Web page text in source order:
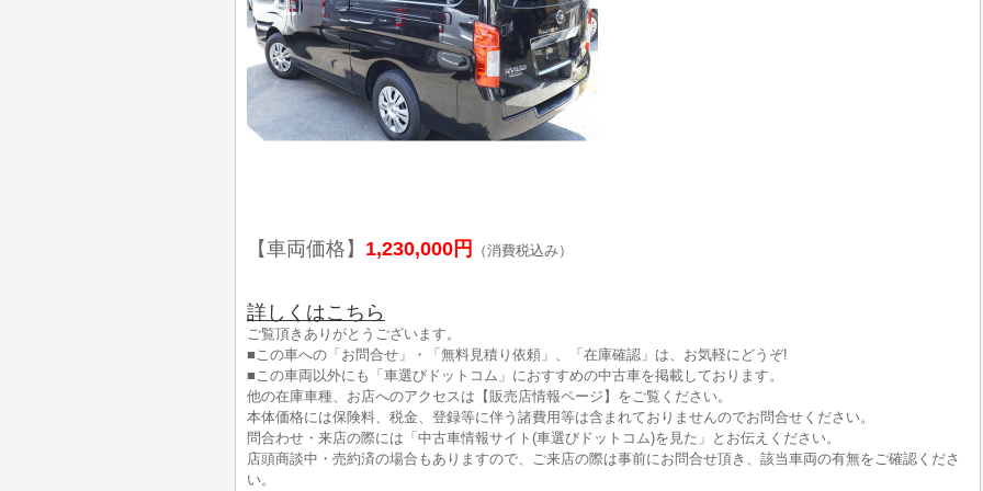
【車両価格】 1,230,000円 （消費税込み）
詳しくはこちら
ご覧頂きありがとうございます。
■この車への「お問合せ」・「無料見積り依頼」、「在庫確認」は、お気軽にどうぞ!
■この車両以外にも「車選びドットコム」におすすめの中古車を掲載しております。
他の在庫車種、お店へのアクセスは【販売店情報ページ】をご覧ください。
本体価格には保険料、税金、登録等に伴う諸費用等は含まれておりませんのでお問合せください。
問合わせ・来店の際には「中古車情報サイト(車選びドットコム)を見た」とお伝えください。
店頭商談中・売約済の場合もありますので、ご来店の際は事前にお問合せ頂き、該当車両の有無をご確認くださ
い。